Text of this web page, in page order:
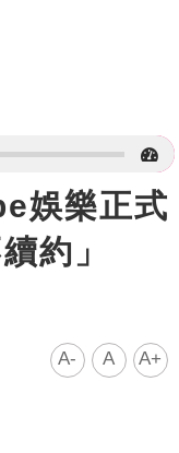
娛樂正式
續約」
A- A A+